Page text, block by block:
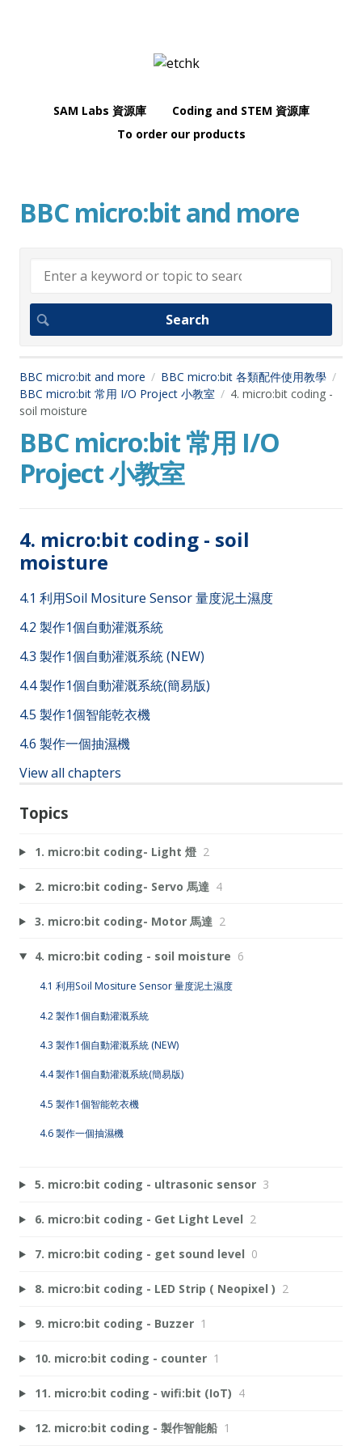
SAM Labs 資源庫
Coding and STEM 資源庫
To order our products
BBC micro:bit and more
BBC micro:bit and more
BBC micro:bit 各類配件使用教學
BBC micro:bit 常用 I/O Project 小教室
4. micro:bit coding -
soil moisture
BBC micro:bit 常用 I/O
Project 小教室
4. micro:bit coding - soil
moisture
4.1 利用Soil Mositure Sensor 量度泥土濕度
4.2 製作1個自動灌溉系統
4.3 製作1個自動灌溉系統 (NEW)
4.4 製作1個自動灌溉系統(簡易版)
4.5 製作1個智能乾衣機
4.6 製作一個抽濕機
View all chapters
Topics
1. micro:bit coding- Light 燈 2
2. micro:bit coding- Servo 馬達 4
3. micro:bit coding- Motor 馬達 2
4. micro:bit coding - soil moisture 6
4.1 利用Soil Mositure Sensor 量度泥土濕度
4.2 製作1個自動灌溉系統
4.3 製作1個自動灌溉系統 (NEW)
4.4 製作1個自動灌溉系統(簡易版)
4.5 製作1個智能乾衣機
4.6 製作一個抽濕機
5. micro:bit coding - ultrasonic sensor 3
6. micro:bit coding - Get Light Level 2
7. micro:bit coding - get sound level 0
8. micro:bit coding - LED Strip ( Neopixel ) 2
9. micro:bit coding - Buzzer 1
10. micro:bit coding - counter 1
11. micro:bit coding - wifi:bit (IoT) 4
12. micro:bit coding - 製作智能船 1